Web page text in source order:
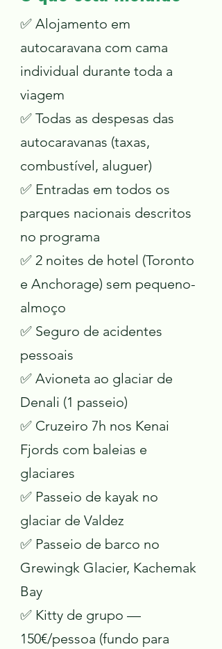
✅ Alojamento em
autocaravana com cama
individual durante toda a
viagem
✅ Todas as despesas das
autocaravanas (taxas,
combustível, aluguer)
✅ Entradas em todos os
parques nacionais descritos
no programa
✅ 2 noites de hotel (Toronto
e Anchorage) sem pequeno-
almoço
✅ Seguro de acidentes
pessoais
✅ Avioneta ao glaciar de
Denali (1 passeio)
✅ Cruzeiro 7h nos Kenai
Fjords com baleias e
glaciares
✅ Passeio de kayak no
glaciar de Valdez
✅ Passeio de barco no
Grewingk Glacier, Kachemak
Bay
✅ Kitty de grupo —
150€/pessoa (fundo para